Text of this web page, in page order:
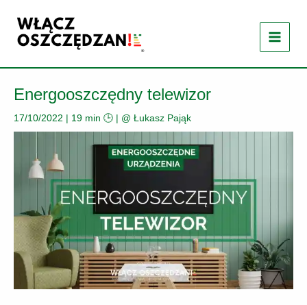
treści
Energooszczędny telewizor
17/10/2022 | 19 min 🕒 | @ Łukasz Pająk